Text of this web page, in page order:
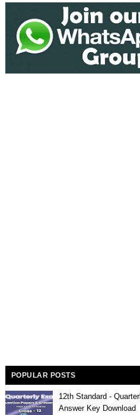
POPULAR POSTS
12th Standard -
Answer Key Download